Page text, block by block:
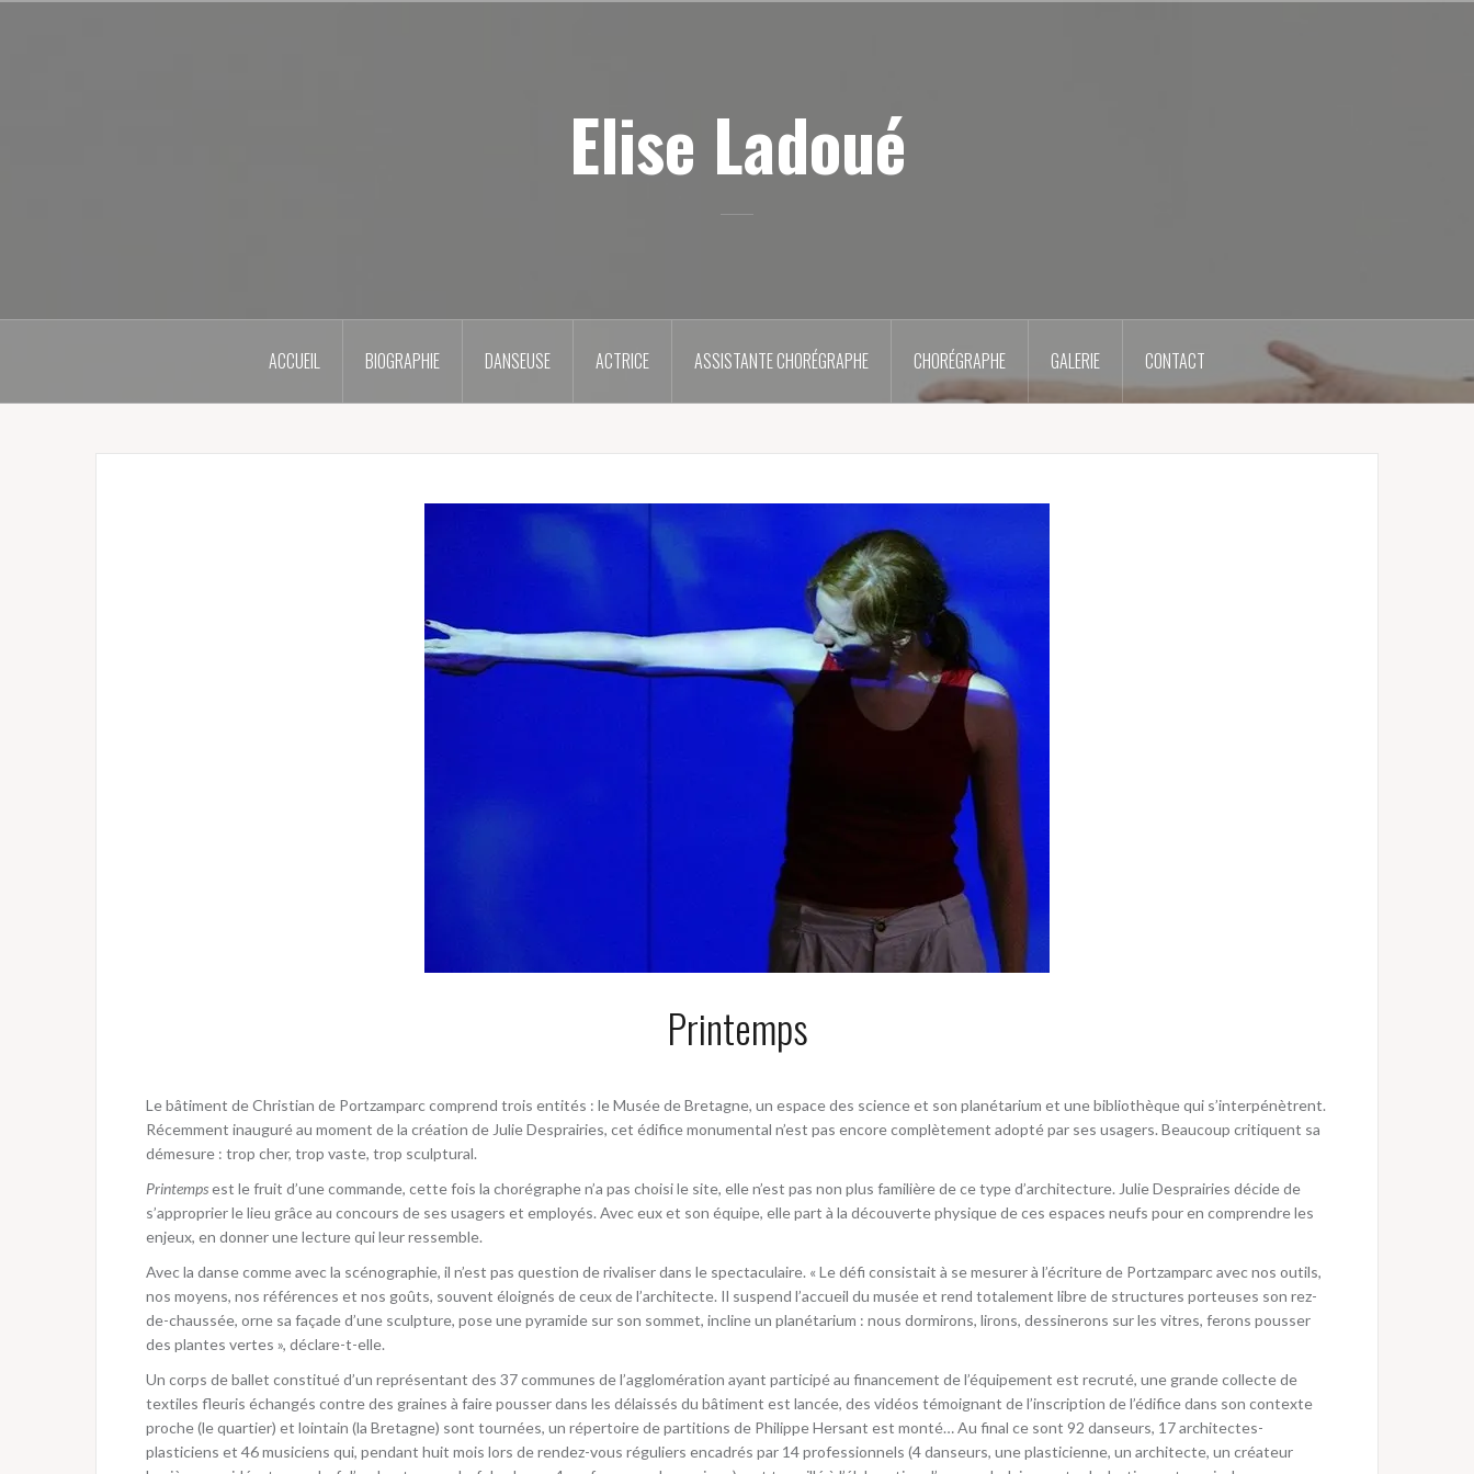
Elise Ladoué
ACCUEIL BIOGRAPHIE DANSEUSE ACTRICE ASSISTANTE CHORÉGRAPHE CHORÉGRAPHE GALERIE CONTACT
Printemps
Le bâtiment de Christian de Portzamparc comprend trois entités : le Musée de Bretagne, un espace des science et son planétarium et une bibliothèque qui s’interpénètrent.
Récemment inauguré au moment de la création de Julie Desprairies, cet édifice monumental n’est pas encore complètement adopté par ses usagers. Beaucoup critiquent sa
démesure : trop cher, trop vaste, trop sculptural.
Printempsest le fruit d’une commande, cette fois la chorégraphe n’a pas choisi le site, elle n’est pas non plus familière de ce type d’architecture. Julie Desprairies décide de
s’approprier le lieu grâce au concours de ses usagers et employés. Avec eux et son équipe, elle part à la découverte physique de ces espaces neufs pour en comprendre les
enjeux, en donner une lecture qui leur ressemble.
Avec la danse comme avec la scénographie, il n’est pas question de rivaliser dans le spectaculaire. « Le défi consistait à se mesurer à l’écriture de Portzamparc avec nos outils,
nos moyens, nos références et nos goûts, souvent éloignés de ceux de l’architecte. Il suspend l’accueil du musée et rend totalement libre de structures porteuses son rez-
de-chaussée, orne sa façade d’une sculpture, pose une pyramide sur son sommet, incline un planétarium : nous dormirons, lirons, dessinerons sur les vitres, ferons pousser
des plantes vertes », déclare-t-elle.
Un corps de ballet constitué d’un représentant des 37 communes de l’agglomération ayant participé au financement de l’équipement est recruté, une grande collecte de
textiles fleuris échangés contre des graines à faire pousser dans les délaissés du bâtiment est lancée, des vidéos témoignant de l’inscription de l’édifice dans son contexte
proche (le quartier) et lointain (la Bretagne) sont tournées, un répertoire de partitions de Philippe Hersant est monté… Au final ce sont 92 danseurs, 17 architectes-
plasticiens et 46 musiciens qui, pendant huit mois lors de rendez-vous réguliers encadrés par 14 professionnels (4 danseurs, une plasticienne, un architecte, un créateur